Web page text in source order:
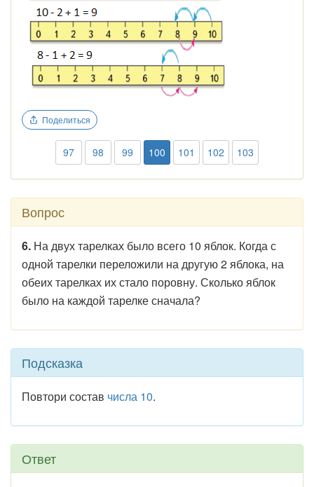
Поделиться
97 98 99 100 101 102 103
Вопрос
6. На двух тарелках было всего 10 яблок. Когда с
одной тарелки переложили на другую 2 яблока, на
обеих тарелках их стало поровну. Сколько яблок
было на каждой тарелке сначала?
Подсказка
Повтори состав числа 10.
Ответ